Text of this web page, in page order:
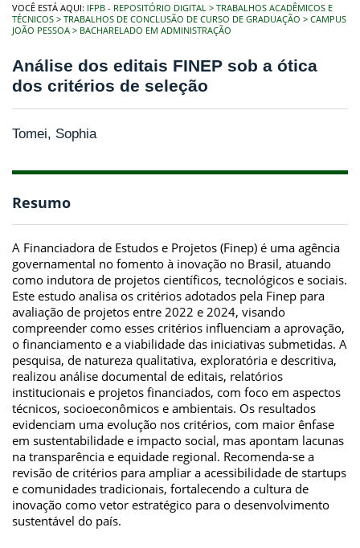
VOCÊ ESTÁ AQUI: IFPB - REPOSITÓRIO DIGITAL
TRABALHOS ACADÊMICOS E
TÉCNICOS
TRABALHOS DE CONCLUSÃO DE CURSO DE GRADUAÇÃO
CAMPUS
JOÃO PESSOA
BACHARELADO EM ADMINISTRAÇÃO
Análise dos editais FINEP sob a ótica
dos critérios de seleção
Tomei, Sophia
Resumo
A Financiadora de Estudos e Projetos (Finep) é uma agência
governamental no fomento à inovação no Brasil, atuando
como indutora de projetos científicos, tecnológicos e sociais.
Este estudo analisa os critérios adotados pela Finep para
avaliação de projetos entre 2022 e 2024, visando
compreender como esses critérios influenciam a aprovação,
o financiamento e a viabilidade das iniciativas submetidas. A
pesquisa, de natureza qualitativa, exploratória e descritiva,
realizou análise documental de editais, relatórios
institucionais e projetos financiados, com foco em aspectos
técnicos, socioeconômicos e ambientais. Os resultados
evidenciam uma evolução nos critérios, com maior ênfase
em sustentabilidade e impacto social, mas apontam lacunas
na transparência e equidade regional. Recomenda-se a
revisão de critérios para ampliar a acessibilidade de startups
e comunidades tradicionais, fortalecendo a cultura de
inovação como vetor estratégico para o desenvolvimento
sustentável do país.